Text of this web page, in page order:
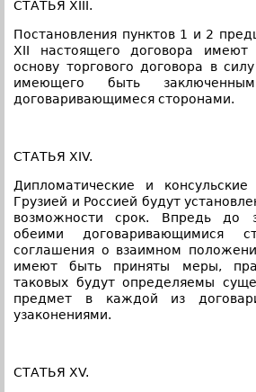
СТАТЬЯ XIII.
Постановления пунктов 1 и 2
XII настоящего договора
основу торгового договора в
имеющего быть
договаривающимеся сторонами.
СТАТЬЯ XIV.
Дипломатические и
Грузией и Россией будут
возможности срок. Впредь до
обеими договаривающимися
соглашения о взаимном
имеют быть приняты меры,
таковых будут определяемы
предмет в каждой из
узаконениями.
СТАТЬЯ XV.